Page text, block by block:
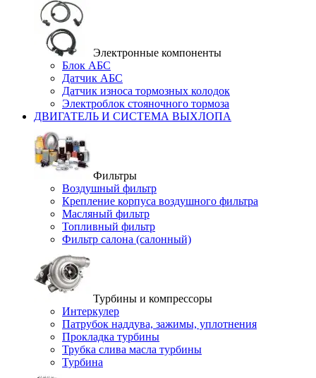
Электронные компоненты
Блок АБС
Датчик АБС
Датчик износа тормозных колодок
Электроблок стояночного тормоза
ДВИГАТЕЛЬ И СИСТЕМА ВЫХЛОПА
Фильтры
Воздушный фильтр
Крепление корпуса воздушного фильтра
Масляный фильтр
Топливный фильтр
Фильтр салона (салонный)
Турбины и компрессоры
Интеркулер
Патрубок наддува, зажимы, уплотнения
Прокладка турбины
Трубка слива масла турбины
Турбина